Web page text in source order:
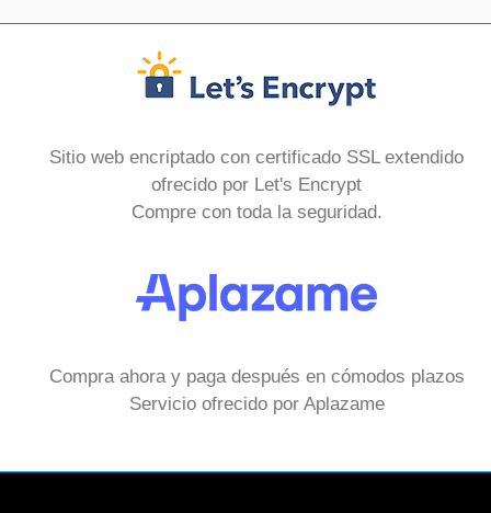
Sitio web encriptado con certificado SSL extendido
ofrecido por Let's Encrypt
Compre con toda la seguridad.
Compra ahora y paga después en cómodos plazos
Servicio ofrecido por Aplazame